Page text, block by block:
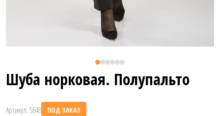
Шуба норковая. Полупальто
Артикул: 5648 ПОД ЗАКАЗ